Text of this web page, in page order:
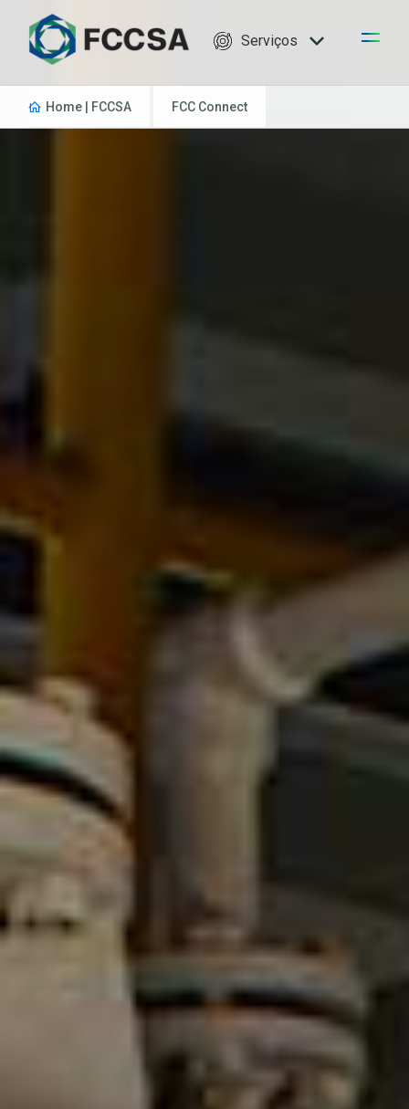
Serviços
Home | FCCSA FCC Connect